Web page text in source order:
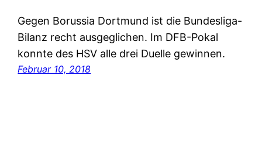
Gegen Borussia Dortmund ist die Bundesliga-
Bilanz recht ausgeglichen. Im DFB-Pokal
konnte des HSV alle drei Duelle gewinnen.
Februar 10, 2018